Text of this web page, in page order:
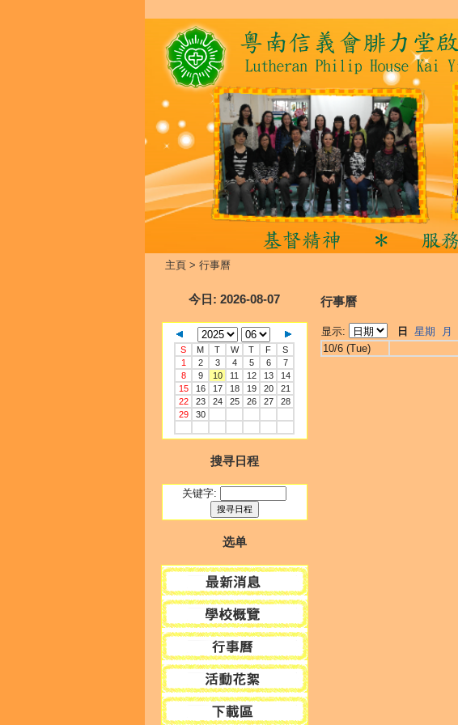
主頁> 行事曆
今日 : 2026-08-07
S M T W T F
S
1
2 3 4 5 6
7
8
9 10 11 12 13
14
15
16 17 18 19 20
21
22
23 24 25 26 27
28
29
30
搜寻日程
关键字:
选单
行事曆
显示: 日 星期 月
10/6 (Tue)